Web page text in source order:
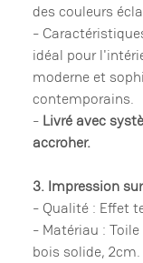
des couleurs
-
idéal pour
moderne et
contemporains.
- Livré avec
accroher.
3. Impression
- Qualité : Effet
- Matériau :
bois solide, 2cm.